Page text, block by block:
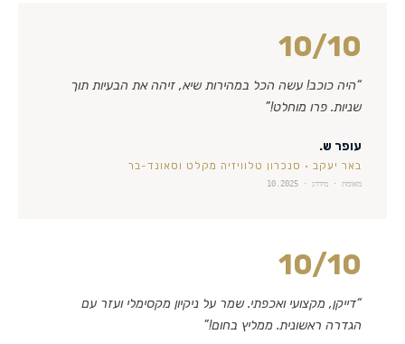
10/10
“היה כוכב! עשה הכל במהירות שיא, זיהה את הבעיות תוך
שניות. פרו מוחלט!”
עופר ש.
באר יעקב · סנכרון טלוויזיה מקלט וסאונד-בר
מאומת · מידרג · 10.2025
10/10
“דייקן, מקצועי ואכפתי. שמר על ניקיון מקסימלי ועזר עם
הגדרה ראשונית. ממליץ בחום!”